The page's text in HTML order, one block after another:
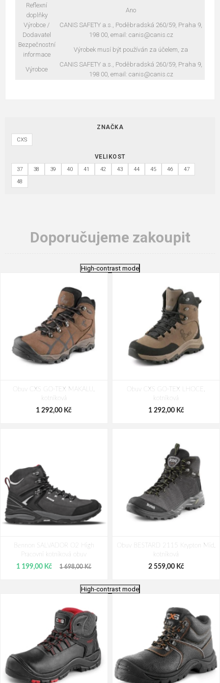
Reflexní
doplňky
Ano
Výrobce /
Dodavatel
CANIS SAFETY a.s., Poděbradská 260/59, Praha 9,
198 00, email: canis@canis.cz
Bezpečnostní
informace
Výrobek musí být používán za účelem, za
Výrobce
CANIS SAFETY a.s., Poděbradská 260/59, Praha 9,
198 00, email: canis@canis.cz
ZNAČKA
CXS
VELIKOST
37 38 39 40 41 42 43 44 45 46
47
48
Doporučujeme zakoupit
High-contrast mode
Obuv CXS GO-TEX MAKALU,
kotníková
1 292,00 Kč
Obuv CXS GO-TEX LHOCE,
kotníková
1 292,00 Kč
Bennon SALVADOR O2 High
Pracovní kotníková obuv
1 199,00 Kč 1 698,00 Kč
Obuv BESTARD 2115 Krypton Mid,
kotníková
2 559,00 Kč
High-contrast mode